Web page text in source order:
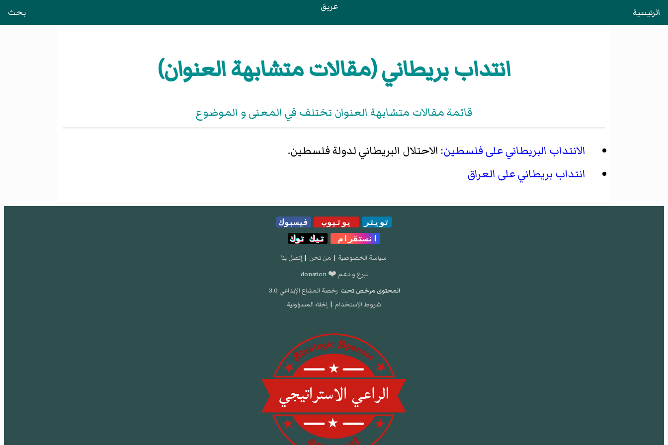
الرئيسية عريق بحث
انتداب بريطاني (مقالات متشابهة العنوان)
قائمة مقالات متشابهة العنوان تختلف في المعنى و الموضوع
الانتداب البريطاني على فلسطين: الاحتلال البريطاني لدولة فلسطين.
انتداب بريطاني على العراق
تويتر يوتيوب
فيسبوك
انستقرام
تيك توك
سياسة الخصوصية | من نحن | إتصل بنا
تبرع و دعم ❤️ donation
المحتوى مرخص تحت رخصة المشاع الإبداعي 3.0
شروط الإستخدام | إخلاء المسؤولية